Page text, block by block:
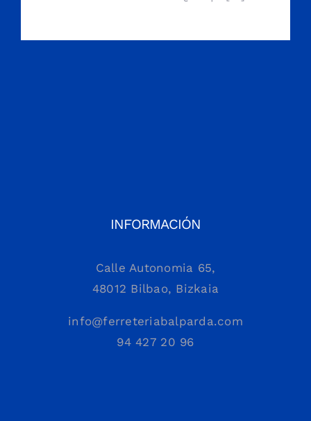
INFORMACIÓN
Calle Autonomia 65,
48012 Bilbao, Bizkaia
info@ferreteriabalparda.com
94 427 20 96